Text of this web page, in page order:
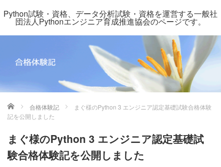
Python試験・資格、データ分析試験・資格を運営する一般社
団法人Pythonエンジニア育成推進協会のページです。
ホーム 合格体験記
まぐ様のPython 3 エンジニア認定基礎試験合格体験
記を公開しました
まぐ様のPython 3 エンジニア認定基礎試
験合格体験記を公開しました